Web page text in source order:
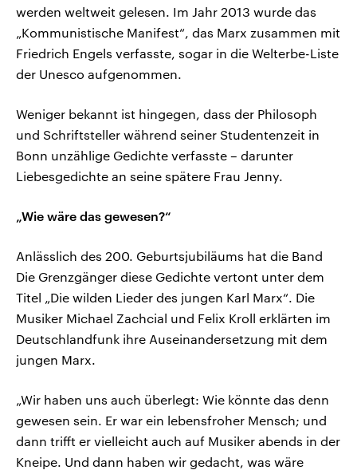
werden weltweit gelesen. Im Jahr 2013 wurde das
„Kommunistische Manifest“, das Marx zusammen mit
Friedrich Engels verfasste, sogar in die Welterbe-Liste
der Unesco aufgenommen.
Weniger bekannt ist hingegen, dass der Philosoph
und Schriftsteller während seiner Studentenzeit in
Bonn unzählige Gedichte verfasste – darunter
Liebesgedichte an seine spätere Frau Jenny.
„Wie wäre das gewesen?“
Anlässlich des 200. Geburtsjubiläums hat die Band
Die Grenzgänger diese Gedichte vertont unter dem
Titel „Die wilden Lieder des jungen Karl Marx“. Die
Musiker Michael Zachcial und Felix Kroll erklärten im
Deutschlandfunk ihre Auseinandersetzung mit dem
jungen Marx.
„Wir haben uns auch überlegt: Wie könnte das denn
gewesen sein. Er war ein lebensfroher Mensch; und
dann trifft er vielleicht auch auf Musiker abends in der
Kneipe. Und dann haben wir gedacht, was wäre